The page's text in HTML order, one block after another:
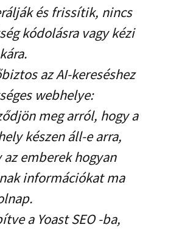
és frissítik, nincs
kódolásra vagy kézi
az AI-kereséshez
webhelye:
meg arról, hogy a
készen áll-e arra,
az emberek hogyan
információkat ma
a Yoast SEO -ba,